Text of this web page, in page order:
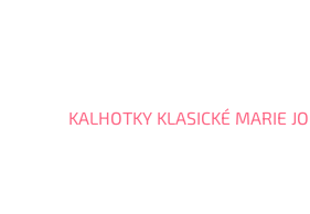
KALHOTKY KLASICKÉ MARIE